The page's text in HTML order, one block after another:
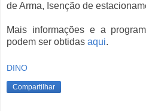
de Arma, Isenção de
Mais informações e a
podem ser obtidas aqui.
DINO
Compartilhar